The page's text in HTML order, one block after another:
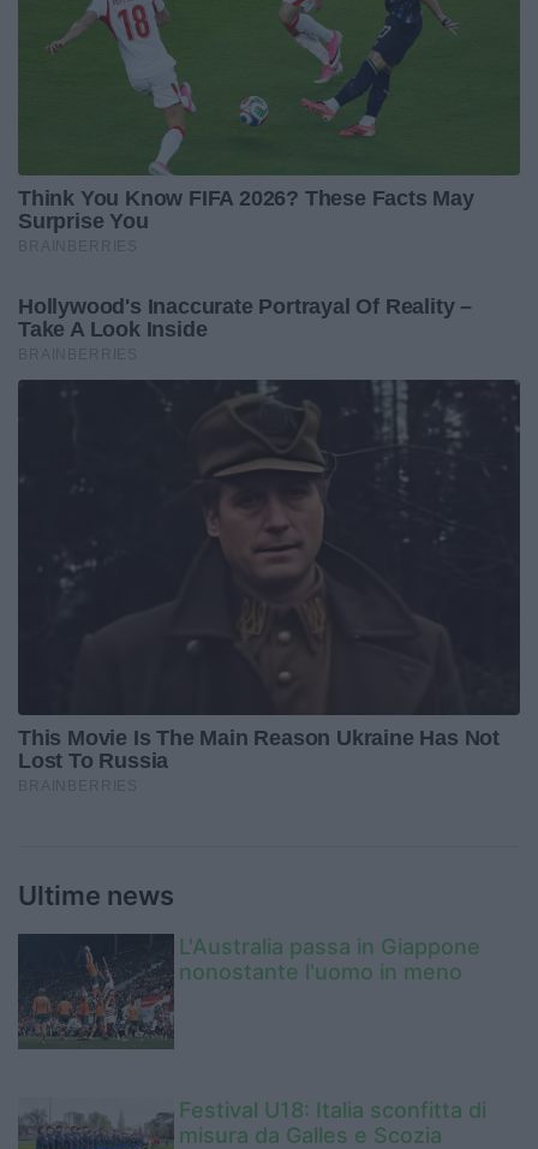
Ultime news
L'Australia passa in Giappone
nonostante l'uomo in meno
Festival U18: Italia sconfitta di
misura da Galles e Scozia